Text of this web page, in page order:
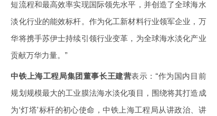
短流程和最高效率实现国际领先水平，并创造了全球海水
淡化行业的能效标杆。作为化工新材料行业领军企业，万
华将携手苏伊士持续引领行业变革，为全球海水淡化产业
贡献万华力量。”
中铁上海工程局集团董事长王建营表示：“作为国内目前
规划规模最大的工业膜法海水淡化项目，围绕将其打造成
为‘灯塔’标杆的初心使命，中铁上海工程局从讲政治、讲